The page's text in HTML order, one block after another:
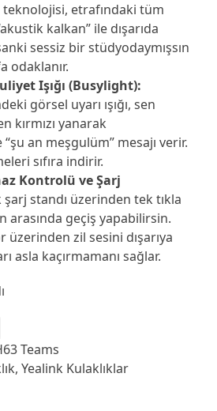
etrafındaki tüm
kalkan” ile dışarıda
sessiz bir stüdyodaymışsın
odaklanır.
Işığı (Busylight):
görsel uyarı ışığı, sen
kırmızı yanarak
an meşgulüm” mesajı verir.
sıfıra indirir.
Kontrolü ve Şarj
şarj standı üzerinden tek tıkla
arasında geçiş yapabilirsin.
üzerinden zil sesini dışarıya
asla kaçırmamanı sağlar.
Teams
, Yealink Kulaklıklar